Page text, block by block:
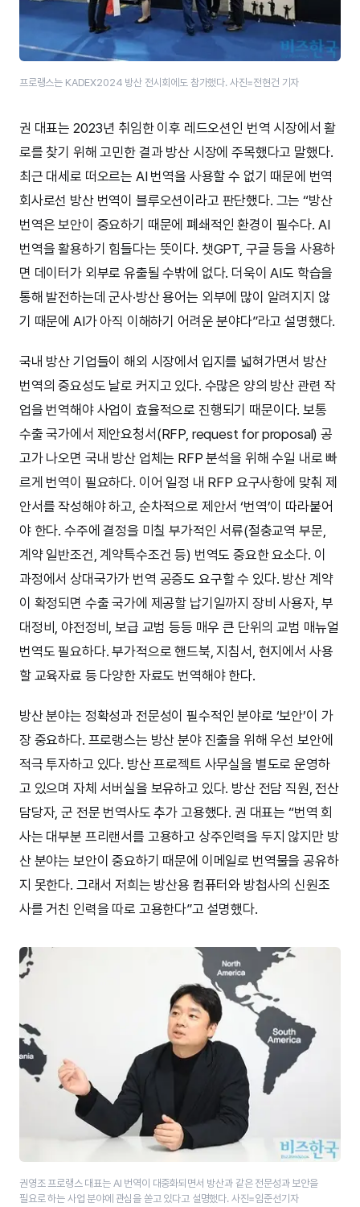
프로랭스는 KADEX2024 방산 전시회에도 참가했다. 사진=전현건 기자
권 대표는 2023년 취임한 이후 레드오션인 번역 시장에서 활
로를 찾기 위해 고민한 결과 방산 시장에 주목했다고 말했다.
최근 대세로 떠오르는 AI 번역을 사용할 수 없기 때문에 번역
회사로선 방산 번역이 블루오션이라고 판단했다. 그는 “방산
번역은 보안이 중요하기 때문에 폐쇄적인 환경이 필수다. AI
번역을 활용하기 힘들다는 뜻이다. 챗GPT, 구글 등을 사용하
면 데이터가 외부로 유출될 수밖에 없다. 더욱이 AI도 학습을
통해 발전하는데 군사·방산 용어는 외부에 많이 알려지지 않
기 때문에 AI가 아직 이해하기 어려운 분야다”라고 설명했다.
국내 방산 기업들이 해외 시장에서 입지를 넓혀가면서 방산
번역의 중요성도 날로 커지고 있다. 수많은 양의 방산 관련 작
업을 번역해야 사업이 효율적으로 진행되기 때문이다. 보통
수출 국가에서 제안요청서(RFP, request for proposal) 공
고가 나오면 국내 방산 업체는 RFP 분석을 위해 수일 내로 빠
르게 번역이 필요하다. 이어 일정 내 RFP 요구사항에 맞춰 제
안서를 작성해야 하고, 순차적으로 제안서 ‘번역’이 따라붙어
야 한다. 수주에 결정을 미칠 부가적인 서류(절충교역 부문,
계약 일반조건, 계약특수조건 등) 번역도 중요한 요소다. 이
과정에서 상대국가가 번역 공증도 요구할 수 있다. 방산 계약
이 확정되면 수출 국가에 제공할 납기일까지 장비 사용자, 부
대정비, 야전정비, 보급 교범 등등 매우 큰 단위의 교범 매뉴얼
번역도 필요하다. 부가적으로 핸드북, 지침서, 현지에서 사용
할 교육자료 등 다양한 자료도 번역해야 한다.
방산 분야는 정확성과 전문성이 필수적인 분야로 ‘보안’이 가
장 중요하다. 프로랭스는 방산 분야 진출을 위해 우선 보안에
적극 투자하고 있다. 방산 프로젝트 사무실을 별도로 운영하
고 있으며 자체 서버실을 보유하고 있다. 방산 전담 직원, 전산
담당자, 군 전문 번역사도 추가 고용했다. 권 대표는 “번역 회
사는 대부분 프리랜서를 고용하고 상주인력을 두지 않지만 방
산 분야는 보안이 중요하기 때문에 이메일로 번역물을 공유하
지 못한다. 그래서 저희는 방산용 컴퓨터와 방첩사의 신원조
사를 거친 인력을 따로 고용한다”고 설명했다.
권영조 프로랭스 대표는 AI 번역이 대중화되면서 방산과 같은 전문성과 보안을
필요로 하는 사업 분야에 관심을 쏟고 있다고 설명했다. 사진=임준선기자